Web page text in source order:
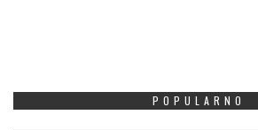
POPULARNO